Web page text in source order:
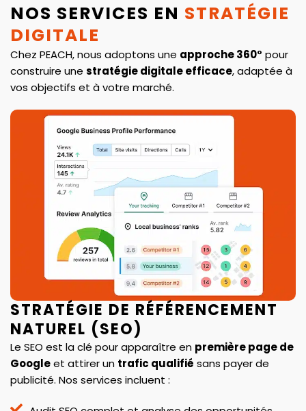
NOS SERVICES EN STRATÉGIE
DIGITALE
Chez PEACH, nous adoptons une approche 360° pour
construire une stratégie digitale efficace, adaptée à
vos objectifs et à votre marché.
STRATÉGIE DE RÉFÉRENCEMENT
NATUREL (SEO)
Le SEO est la clé pour apparaître en première page de
Googleet attirer un trafic qualifié sans payer de
publicité. Nos services incluent :